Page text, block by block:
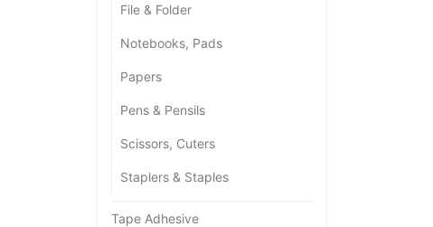
File & Folder
Notebooks, Pads
Papers
Pens & Pensils
Scissors, Cuters
Staplers & Staples
Tape Adhesive